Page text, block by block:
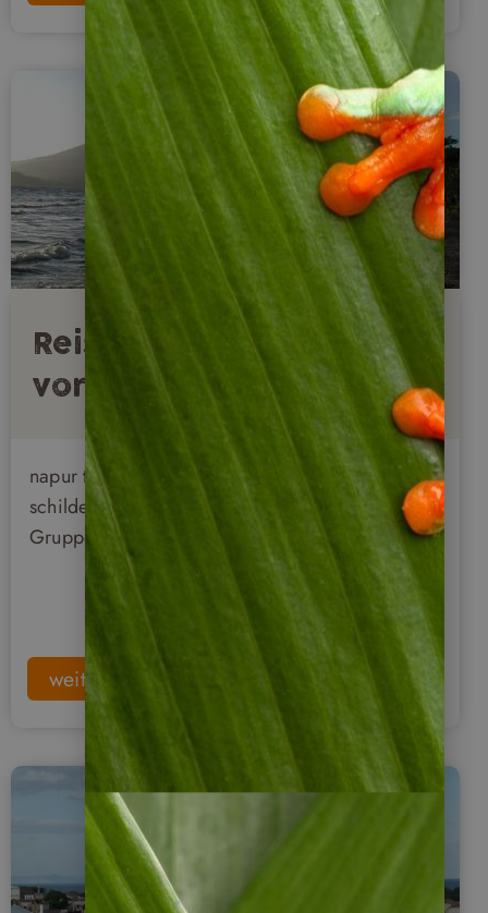
Reisebericht: Der Süden
von Nicaragua
napur tours Geschäftsführer Stephan Martens
schildert seiner Eindrücke von einer dreitägigen
Gruppenreise durch den Süden Nicaraguas.
weiterlesen